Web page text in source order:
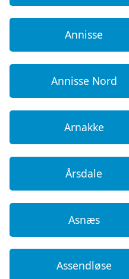
Annisse
Annisse Nord
Arnakke
Årsdale
Asnæs
Assendløse